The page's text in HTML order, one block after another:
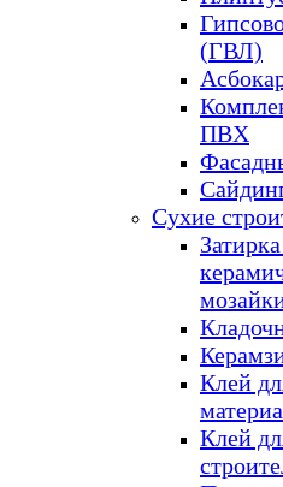
(ГВЛ)
ПВХ
Сухие
Клей
Клей